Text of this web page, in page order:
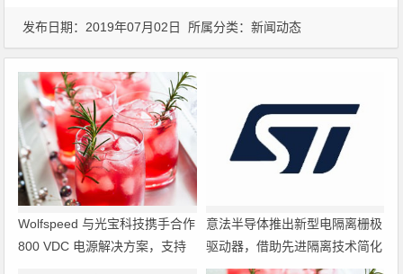
发布日期：2019年07月02日 所属分类：新闻动态
Wolfspeed 与光宝科技携手合作
800 VDC 电源解决方案，支持
意法半导体推出新型电隔离栅极
驱动器，借助先进隔离技术简化
电源设计